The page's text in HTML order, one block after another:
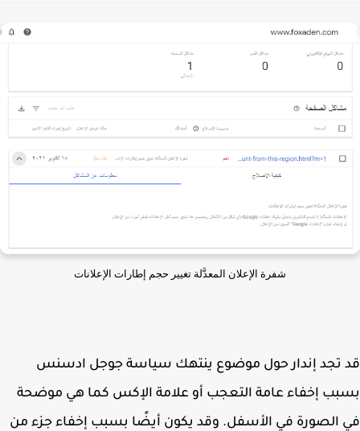
شفرة الإعلان المعدَّلة تغيير حجم إطارات الإعلانات
تجد إندار حول موضوع ينتهك سياسة جوجل ادسنس
إخفاء عامة التعجب أو علامة الإكس كما هي موضحة
الصورة في الأسفل. وقد يكون أيضًا بسبب إخفاء جزء من